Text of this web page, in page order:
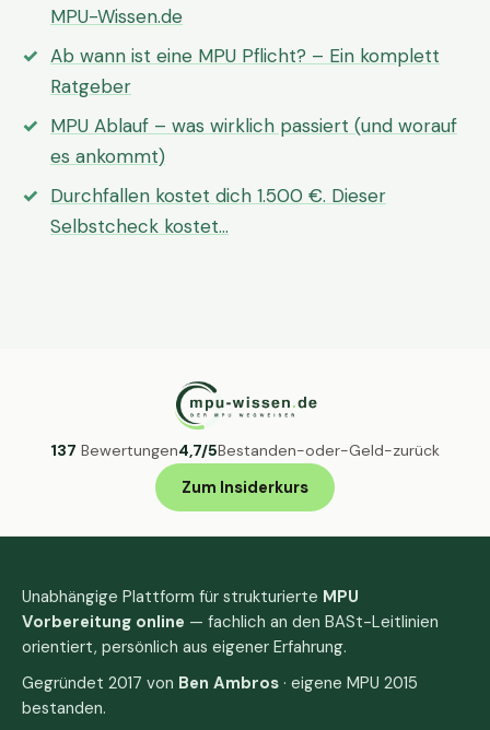
MPU-Wissen.de
Ab wann ist eine MPU Pflicht? – Ein komplett
Ratgeber
MPU Ablauf – was wirklich passiert (und worauf
es ankommt)
Durchfallen kostet dich 1.500 €. Dieser
Selbstcheck kostet…
137 Bewertungen4,7/5Bestanden-oder-Geld-zurück
Zum Insiderkurs
Unabhängige Plattform für strukturierte MPU
Vorbereitung online — fachlich an den BASt-Leitlinien
orientiert, persönlich aus eigener Erfahrung.
Gegründet 2017 von Ben Ambros · eigene MPU 2015
bestanden.